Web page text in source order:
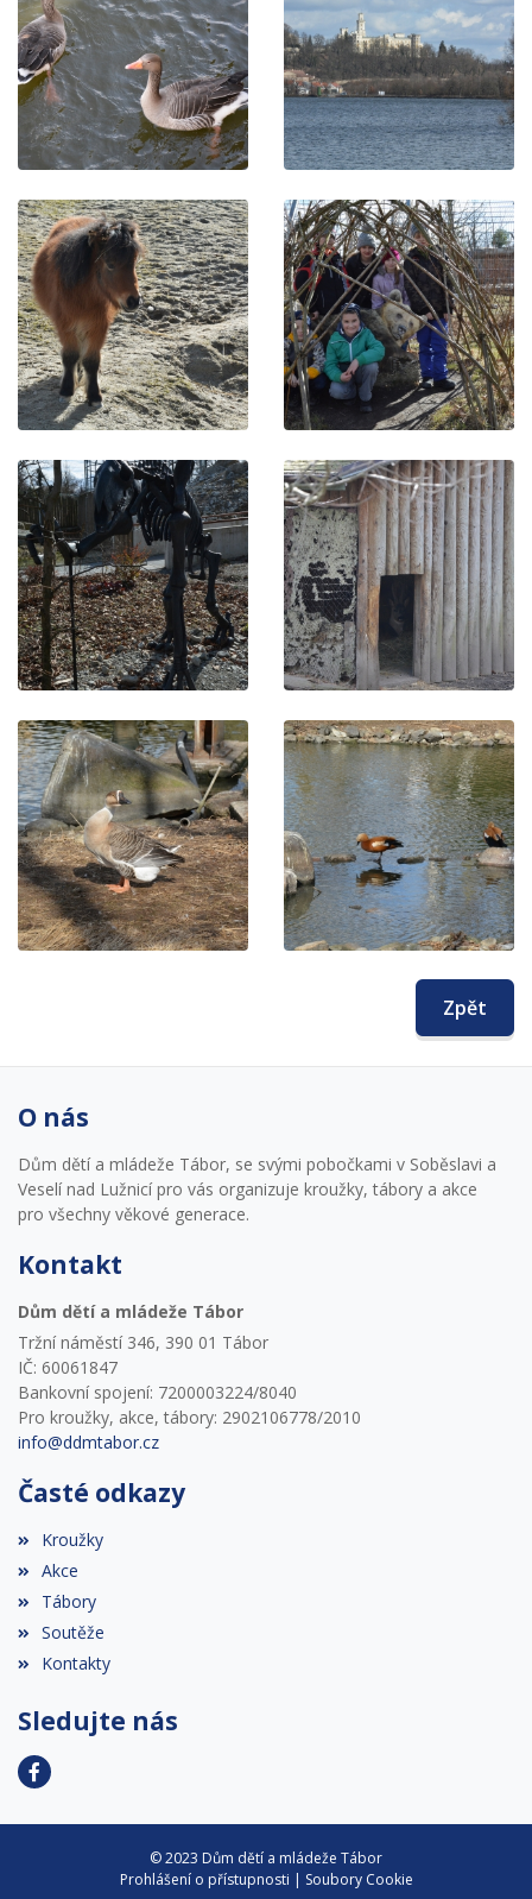
Zpět
O nás
Dům dětí a mládeže Tábor, se svými pobočkami v Soběslavi a
Veselí nad Lužnicí pro vás organizuje kroužky, tábory a akce
pro všechny věkové generace.
Kontakt
Dům dětí a mládeže Tábor
Tržní náměstí 346, 390 01 Tábor
IČ: 60061847
Bankovní spojení: 7200003224/8040
Pro kroužky, akce, tábory: 2902106778/2010
info@ddmtabor.cz
Časté odkazy
Kroužky
Akce
Tábory
Soutěže
Kontakty
Sledujte nás
© 2023 Dům dětí a mládeže Tábor
Prohlášení o přístupnosti | Soubory Cookie